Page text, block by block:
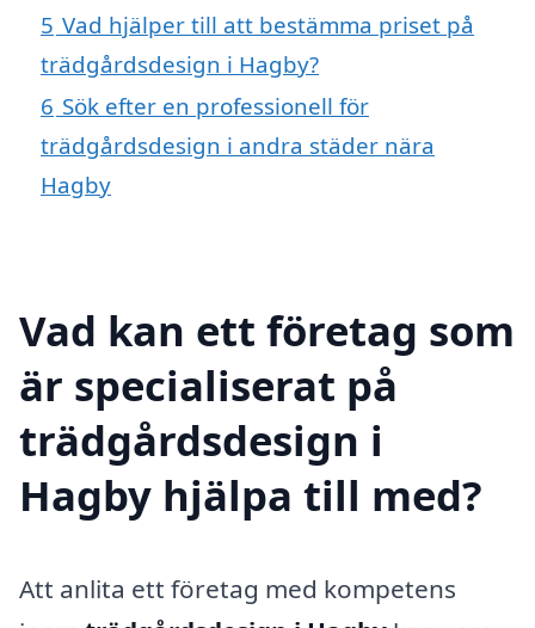
5 Vad hjälper till att bestämma priset på
trädgårdsdesign i Hagby?
6 Sök efter en professionell för
trädgårdsdesign i andra städer nära
Hagby
Vad kan ett företag som
är specialiserat på
trädgårdsdesign i
Hagby hjälpa till med?
Att anlita ett företag med kompetens